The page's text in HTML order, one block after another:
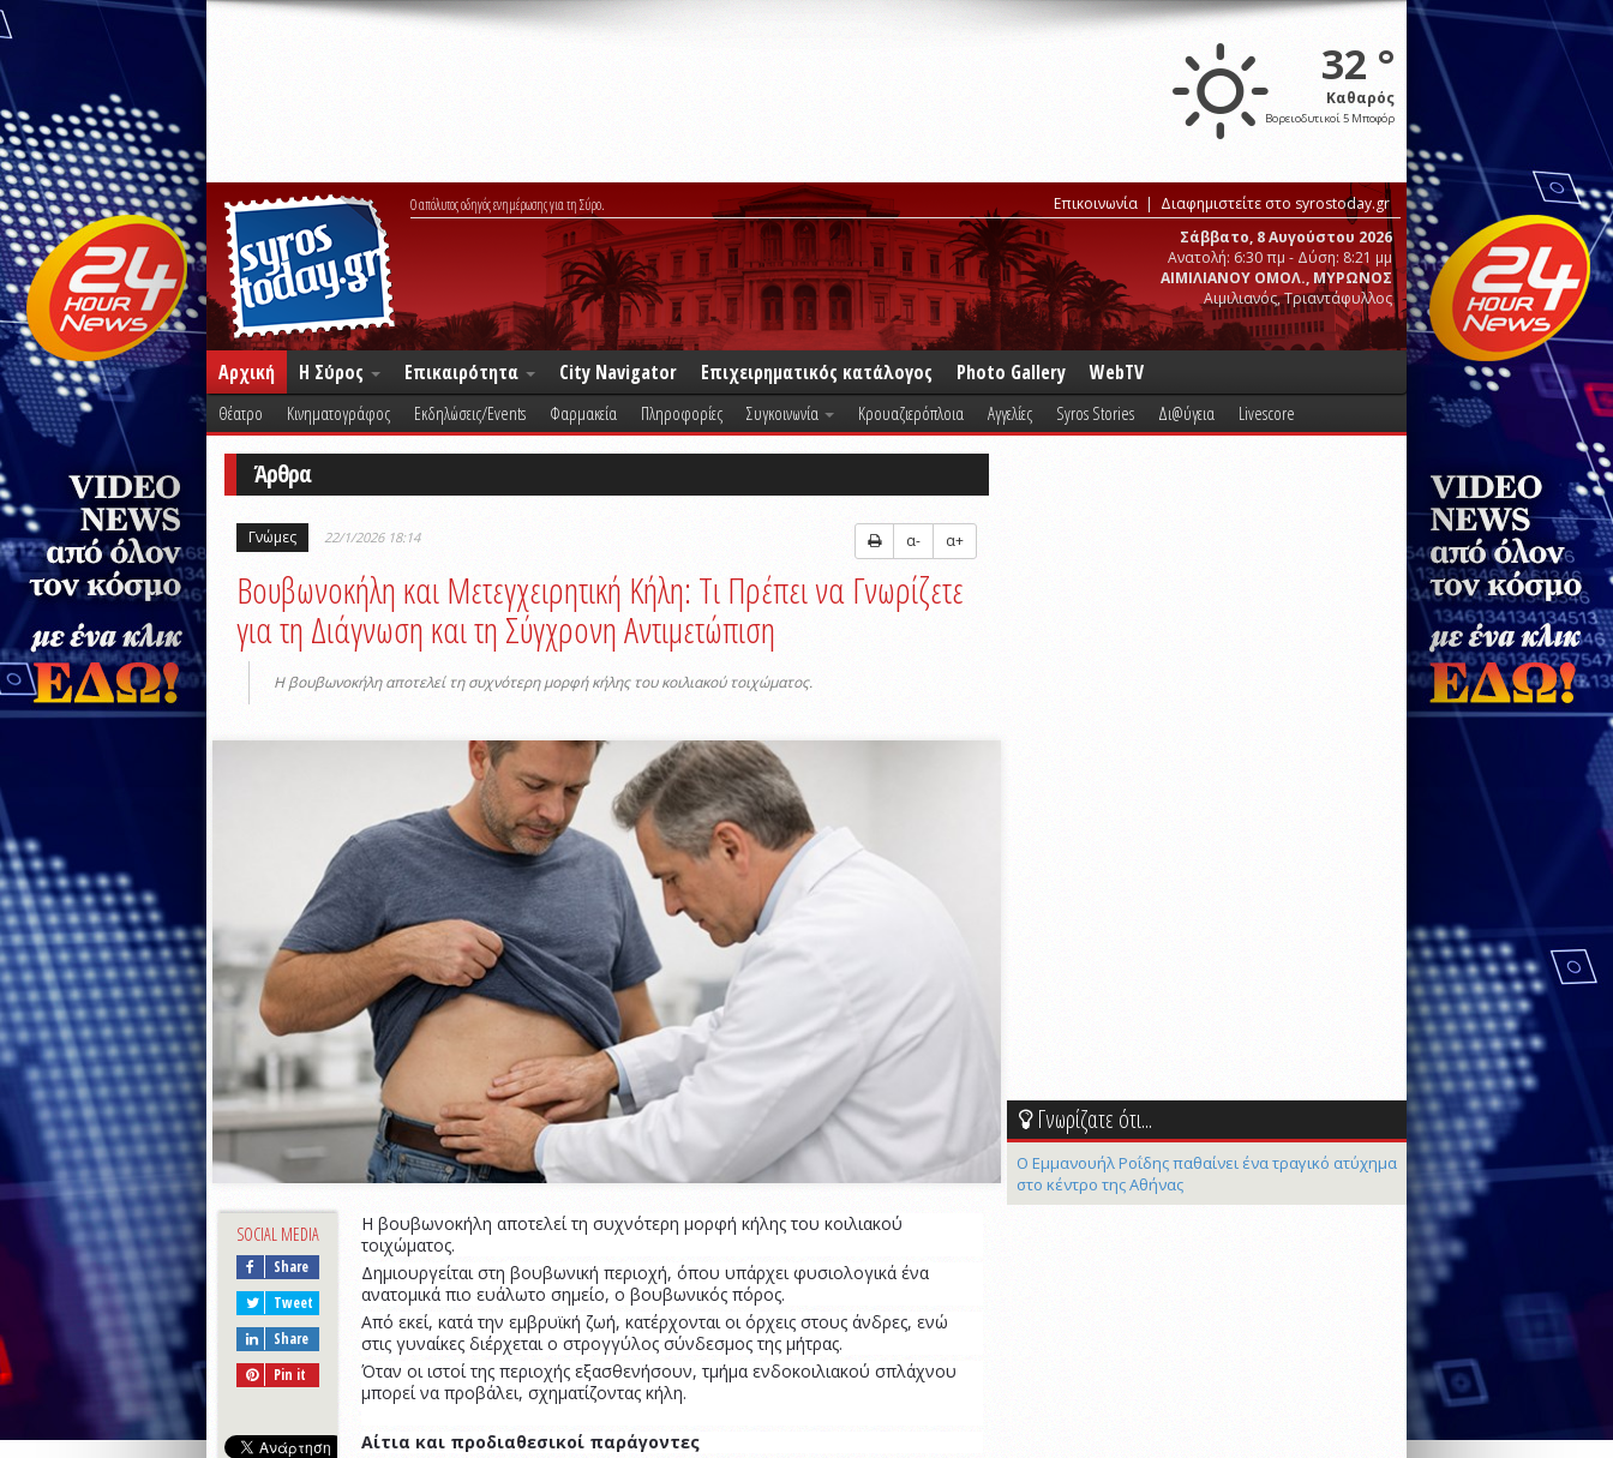
32 °
Καθαρός
Βορειοδυτικοί 5 Μποφόρ
Ο απόλυτος οδηγός ενημέρωσης για τη Σύρο. Επικοινωνία
Διαφημιστείτε στο syrostoday.gr
Σάββατο, 8 Αυγούστου 2026
Ανατολή: 6:30 πμ - Δύση: 8:21 μμ
ΑΙΜΙΛΙΑΝΟΥ ΟΜΟΛ., ΜΥΡΩΝΟΣ
Αιμιλιανός, Τριαντάφυλλος
Αρχική Η Σύρος Επικαιρότητα City Navigator Επιχειρηματικός κατάλογος Photo Gallery WebTV
Θέατρο Κινηματογράφος Εκδηλώσεις/Events Φαρμακεία Πληροφορίες Συγκοινωνία Κρουαζιερόπλοια Αγγελίες Syros Stories Δι@ύγεια Livescore
Άρθρα
Γνώμες 22/1/2026 18:14 α- α+
Βουβωνοκήλη και Μετεγχειρητική Κήλη: Τι Πρέπει να Γνωρίζετε
για τη Διάγνωση και τη Σύγχρονη Αντιμετώπιση
Η βουβωνοκήλη αποτελεί τη συχνότερη μορφή κήλης του κοιλιακού τοιχώματος.
SOCIAL MEDIA
Share
Tweet
Share
Pin it
Η βουβωνοκήλη αποτελεί τη συχνότερη μορφή κήλης του κοιλιακού
τοιχώματος.
Δημιουργείται στη βουβωνική περιοχή, όπου υπάρχει φυσιολογικά ένα
ανατομικά πιο ευάλωτο σημείο, ο βουβωνικός πόρος.
Από εκεί, κατά την εμβρυϊκή ζωή, κατέρχονται οι όρχεις στους άνδρες, ενώ
στις γυναίκες διέρχεται ο στρογγύλος σύνδεσμος της μήτρας.
Όταν οι ιστοί της περιοχής εξασθενήσουν, τμήμα ενδοκοιλιακού σπλάχνου
μπορεί να προβάλει, σχηματίζοντας κήλη.
Αίτια και προδιαθεσικοί παράγοντες
Γνωρίζατε ότι...
Ο Εμμανουήλ Ροΐδης παθαίνει ένα τραγικό ατύχημα
στο κέντρο της Αθήνας